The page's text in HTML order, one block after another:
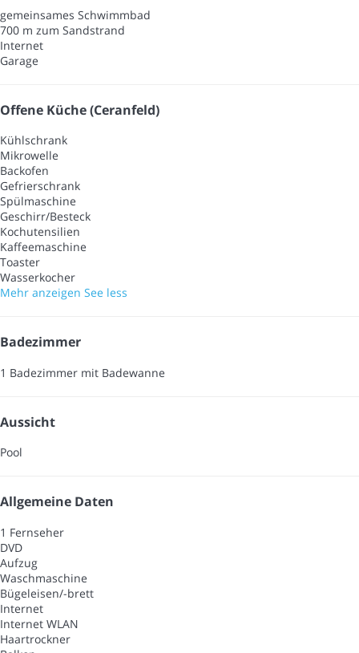
gemeinsames Schwimmbad
700 m zum Sandstrand
Internet
Garage
Offene Küche (Ceranfeld)
Kühlschrank
Mikrowelle
Backofen
Gefrierschrank
Spülmaschine
Geschirr/Besteck
Kochutensilien
Kaffeemaschine
Toaster
Wasserkocher
Mehr anzeigen See less
Badezimmer
1 Badezimmer mit Badewanne
Aussicht
Pool
Allgemeine Daten
1 Fernseher
DVD
Aufzug
Waschmaschine
Bügeleisen/-brett
Internet
Internet WLAN
Haartrockner